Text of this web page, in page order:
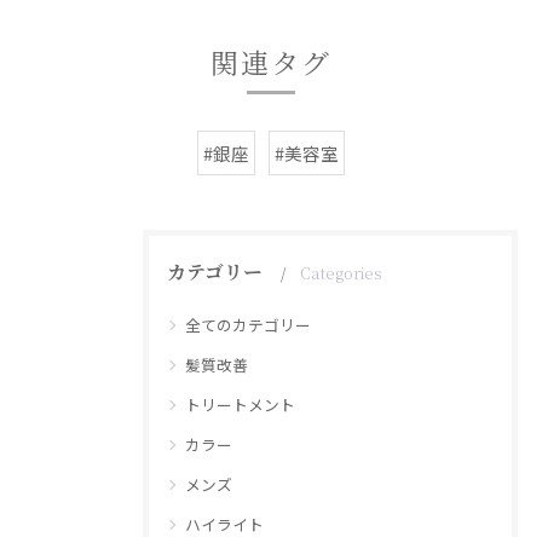
関連タグ
#銀座 #美容室
カテゴリー Categories
全てのカテゴリー
髪質改善
トリートメント
カラー
メンズ
ハイライト